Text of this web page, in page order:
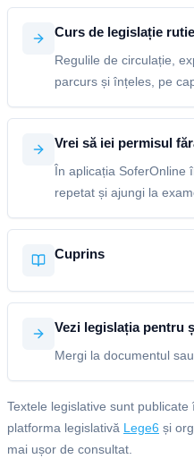
Curs de legislație
Regulile de circulație,
parcurs și înțeles, pe
Vrei să iei permisul
În aplicația SoferOnline
repetat și ajungi la
Cuprins
Vezi legislația pentru
Mergi la documentul
Textele legislative sunt publicate
platforma legislativă Lege6 și
mai ușor de consultat.